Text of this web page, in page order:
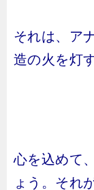
それは、ア
造の火を灯
心を込めて
ょう。それ